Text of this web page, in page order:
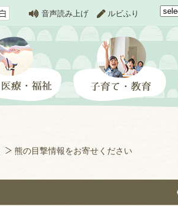
音声読み上げ ルビふり
熊の目撃情報をお寄せください